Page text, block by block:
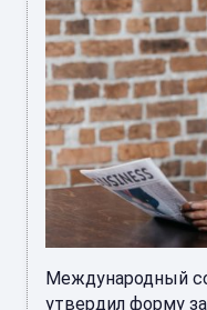
Международный
утвердил форму